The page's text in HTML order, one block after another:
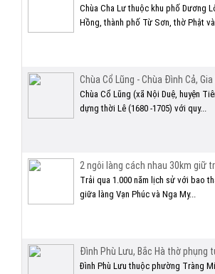
Chùa Cha Lư thuộc khu phố Dương
Hồng, thành phố Từ Sơn, thờ Phật
Chùa Cổ Lũng - Chùa Đình Cả,
Chùa Cổ Lũng (xã Nội Duệ, huyện
dựng thời Lê (1680 -1705) với quy...
2 ngôi làng cách nhau 30km giữ
Trải qua 1.000 năm lịch sử với bao
giữa làng Vạn Phúc và Nga My...
Đình Phù Lưu, Bắc Hà thờ phụng
Đình Phù Lưu thuộc phường Tràng